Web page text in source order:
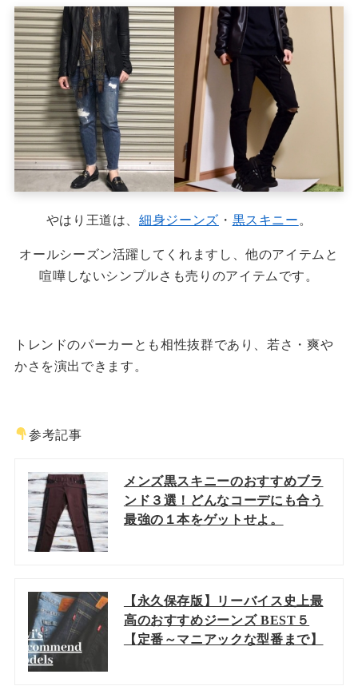
やはり王道は、細身ジーンズ ・ 黒スキニー 。
オールシーズン活躍してくれますし、他のアイテムと
喧嘩しないシンプルさも売りのアイテムです。
トレンドのパーカーとも相性抜群であり、若さ・爽や
かさを演出できます。
参考記事
メンズ黒スキニーのおすすめブラ
ンド３選！どんなコーデにも合う
最強の１本をゲットせよ。
【永久保存版】リーバイス史上最
高のおすすめジーンズ BEST５
【定番～マニアックな型番まで】